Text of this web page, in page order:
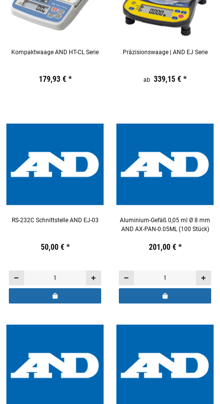
Kompaktwaage AND HT-CL Serie
19,44 €inkl. 19% USt.
179,93 € *
Präzisionswaage | AND EJ Serie
19,44 € inkl. 19% USt.
ab 339,15 € *
RS-232C Schnittstelle AND EJ-03
19,44 €inkl. 19% USt.
50,00 € *
Aluminium-Gefäß 0,05 ml Ø 8 mm
AND AX-PAN-0.05ML (100 Stück)
19,44 €inkl. 19% USt.
201,00 € *